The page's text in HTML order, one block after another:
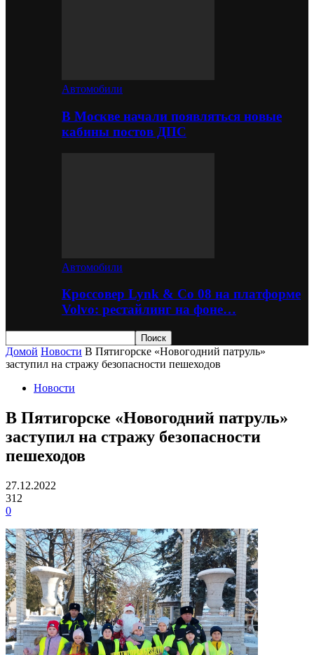
Автомобили
В Москве начали появляться новые
кабины постов ДПС
Автомобили
Кроссовер Lynk & Co 08 на платформе
Volvo: рестайлинг на фоне…
Домой Новости В Пятигорске «Новогодний патруль»
заступил на стражу безопасности пешеходов
Новости
В Пятигорске «Новогодний патруль»
заступил на стражу безопасности
пешеходов
27.12.2022
312
0